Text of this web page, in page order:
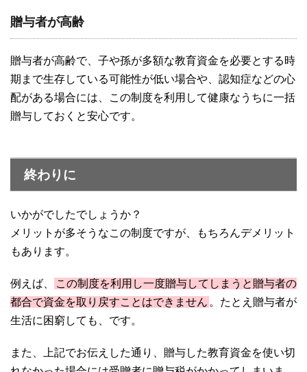
贈与者が高齢
贈与者が高齢で、子や孫が多額な教育資金を必要とする時
期まで生存している可能性が低い場合や、認知症などの心
配がある場合には、この制度を利用して健康なうちに一括
贈与しておくと安心です。
終わりに
いかがでしたでしょうか？
メリットが多そうなこの制度ですが、もちろんデメリット
もあります。
例えば、
この制度を利用し一度贈与してしまうと贈与者の
都合で資金を取り戻すことはできません 。たとえ贈与者が
生活に困窮しても、です。
また、上記でお伝えした通り、贈与した教育資金を使い切